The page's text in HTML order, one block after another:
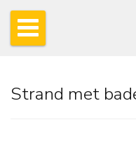
Strand met